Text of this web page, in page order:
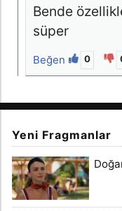
Bende
süper
Beğen 0
Yeni Fragmanlar